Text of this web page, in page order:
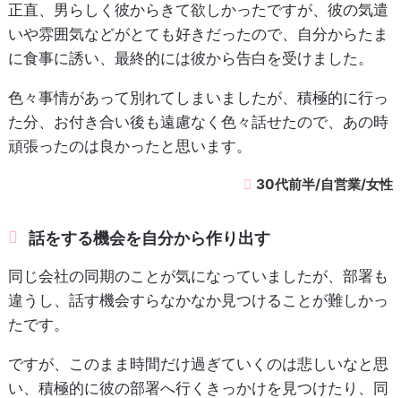
正直、男らしく彼からきて欲しかったですが、彼の気遣
いや雰囲気などがとても好きだったので、自分からたま
に食事に誘い、最終的には彼から告白を受けました。
色々事情があって別れてしまいましたが、積極的に行っ
た分、お付き合い後も遠慮なく色々話せたので、あの時
頑張ったのは良かったと思います。
30代前半/自営業/女性
話をする機会を自分から作り出す
同じ会社の同期のことが気になっていましたが、部署も
違うし、話す機会すらなかなか見つけることが難しかっ
たです。
ですが、このまま時間だけ過ぎていくのは悲しいなと思
い、積極的に彼の部署へ行くきっかけを見つけたり、同